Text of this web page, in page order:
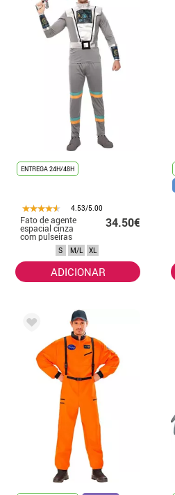
ENTREGA 24H/48H
4.53/5.00
Fato de agente
espacial cinza
com pulseiras
para homem
34.50€
S M/L XL
ADICIONAR